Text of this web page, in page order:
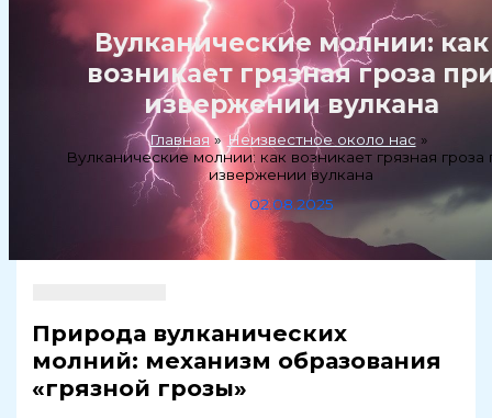
Вулканические молнии: как
возникает грязная гроза
извержении вулкана
Главная
Неизвестное около нас
Вулканические молнии: как возникает грязная гроза
извержении вулкана
02.08.2025
Природа вулканических
молний: механизм образования
«грязной грозы»